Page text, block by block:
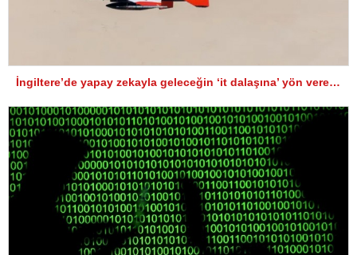
İngiltere’de yapay zekayla geleceğin ‘it dalaşına’ yön verenler arasında Türk mühendisler de var